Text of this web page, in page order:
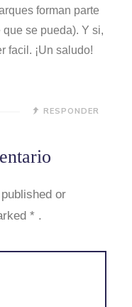
forman parte
se pueda). Y si,
facil. ¡Un saludo!
RESPONDER
or
*.